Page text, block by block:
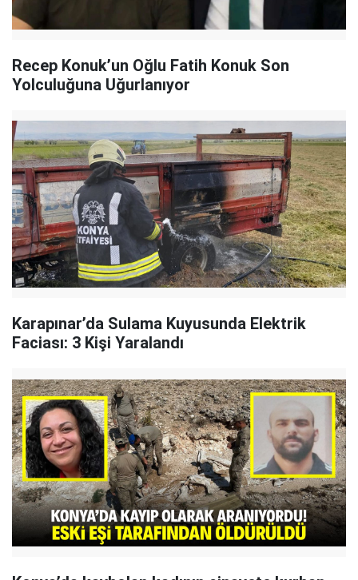
Recep Konuk’un Oğlu Fatih Konuk Son
Yolculuğuna Uğurlanıyor
Karapınar’da Sulama Kuyusunda Elektrik
Faciası: 3 Kişi Yaralandı